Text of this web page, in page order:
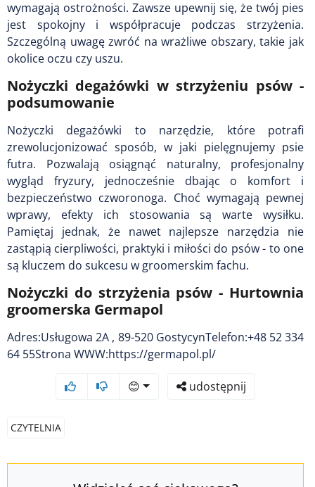
wymagają ostrożności. Zawsze upewnij się, że twój pies
jest spokojny i współpracuje podczas strzyżenia.
Szczególną uwagę zwróć na wrażliwe obszary, takie jak
okolice oczu czy uszu.
Nożyczki degażówki w strzyżeniu psów -
podsumowanie
Nożyczki degażówki to narzędzie, które potrafi
zrewolucjonizować sposób, w jaki pielęgnujemy psie
futra. Pozwalają osiągnąć naturalny, profesjonalny
wygląd fryzury, jednocześnie dbając o komfort i
bezpieczeństwo czworonoga. Choć wymagają pewnej
wprawy, efekty ich stosowania są warte wysiłku.
Pamiętaj jednak, że nawet najlepsze narzędzia nie
zastąpią cierpliwości, praktyki i miłości do psów - to one
są kluczem do sukcesu w groomerskim fachu.
Nożyczki do strzyżenia psów - Hurtownia
groomerska Germapol
Adres:Usługowa 2A , 89-520 GostycynTelefon:+48 52 334
64 55Strona WWW:https://germapol.pl/
😊 udostępnij
CZYTELNIA